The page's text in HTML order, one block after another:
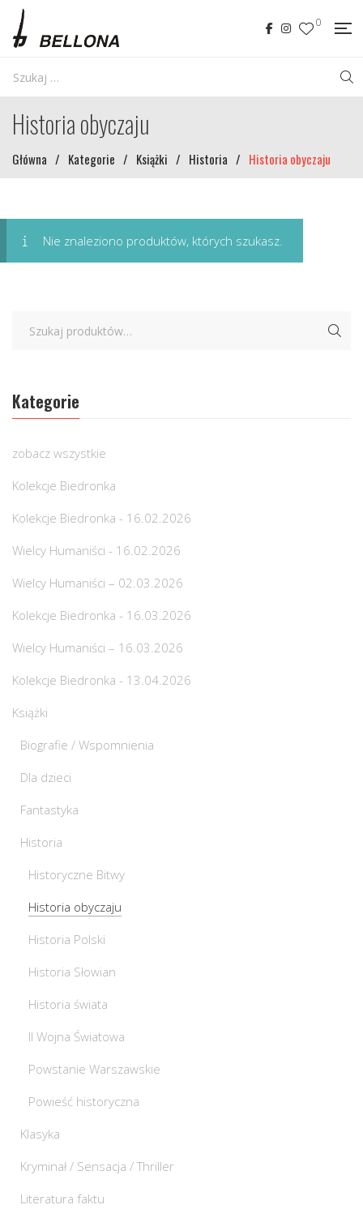
0
Historia obyczaju
Główna / Kategorie / Książki / Historia / Historia obyczaju
Nie znaleziono produktów, których szukasz.
Kategorie
zobacz wszystkie
Kolekcje Biedronka
Kolekcje Biedronka - 16.02.2026
Wielcy Humaniści - 16.02.2026
Wielcy Humaniści – 02.03.2026
Kolekcje Biedronka - 16.03.2026
Wielcy Humaniści – 16.03.2026
Kolekcje Biedronka - 13.04.2026
Książki
Biografie / Wspomnienia
Dla dzieci
Fantastyka
Historia
Historyczne Bitwy
Historia obyczaju
Historia Polski
Historia Słowian
Historia świata
II Wojna Światowa
Powstanie Warszawskie
Powieść historyczna
Klasyka
Kryminał / Sensacja / Thriller
Literatura faktu